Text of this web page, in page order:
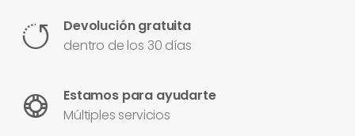
Devolución gratuita
dentro de los 30 días
Estamos para ayudarte
Múltiples servicios